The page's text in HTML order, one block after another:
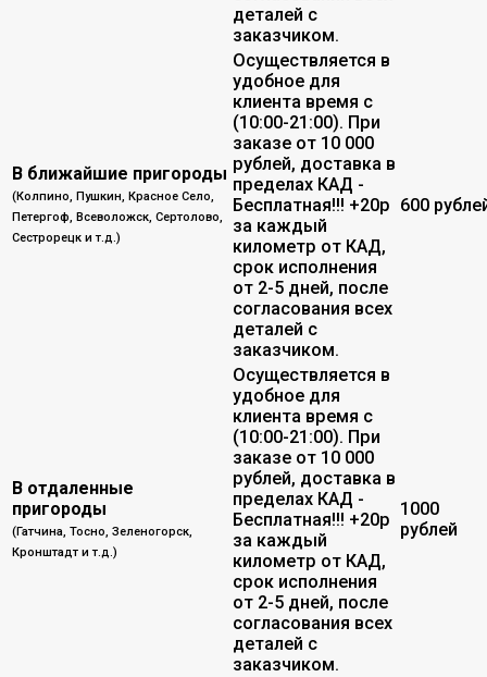
деталей с
заказчиком.
В ближайшие пригороды
(Колпино, Пушкин, Красное Село,
Петергоф, Всеволожск, Сертолово,
Сестрорецк и т.д.)
Осуществляется в
удобное для
клиента время с
(10:00-21:00). При
заказе от 10 000
рублей, доставка в
пределах КАД -
Бесплатная!!! +20р
за каждый
километр от КАД,
срок исполнения
от 2-5 дней, после
согласования всех
деталей с
заказчиком.
600
В отдаленные
пригороды
(Гатчина, Тосно, Зеленогорск,
Кронштадт и т.д.)
Осуществляется в
удобное для
клиента время с
(10:00-21:00). При
заказе от 10 000
рублей, доставка в
пределах КАД -
Бесплатная!!! +20р
за каждый
километр от КАД,
срок исполнения
от 2-5 дней, после
согласования всех
деталей с
заказчиком.
1000
рублей